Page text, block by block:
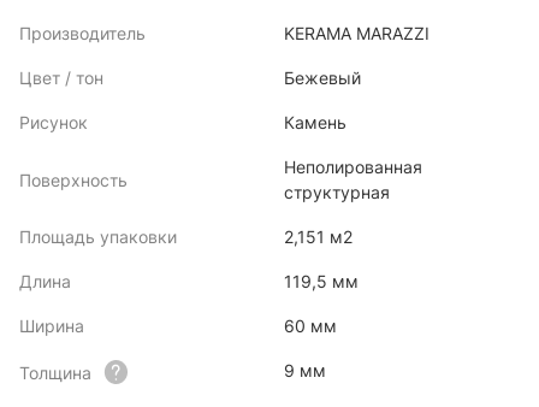
Производитель KERAMA MARAZZI
Цвет / тон Бежевый
Рисунок Камень
Поверхность
Неполированная
структурная
Площадь упаковки 2,151 м2
Длина 119,5 мм
Ширина 60 мм
Толщина 9 мм